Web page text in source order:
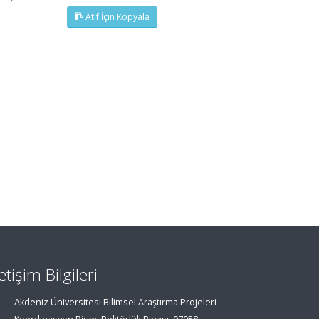
Atıf İçin Kopyala
Bilgileri
Akdeniz Üniversitesi Bilimsel Araştırma Projeleri